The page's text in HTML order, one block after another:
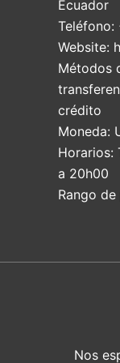
Ecuador
Teléfono:
Website:
Métodos
crédito
Moneda:
Horarios:
a 20h00
Rango
Nos